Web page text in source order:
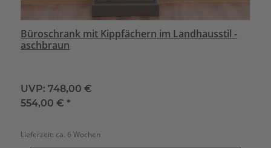
Büroschrank mit Kippfächern im Landhausstil -
aschbraun
UVP: 748,00 €
554,00 €*
Lieferzeit: ca. 6 Wochen